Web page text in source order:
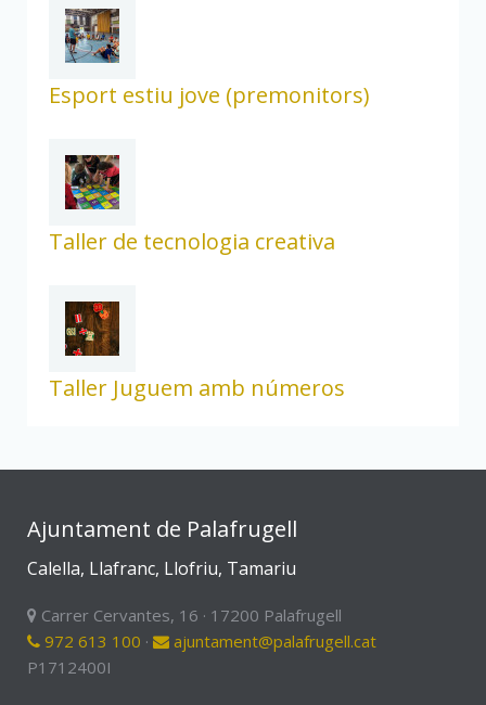
Esport estiu jove (premonitors)
Taller de tecnologia creativa
Taller Juguem amb números
Ajuntament de Palafrugell
Calella, Llafranc, Llofriu, Tamariu
Carrer Cervantes, 16 · 17200 Palafrugell
972 613 100 ·
ajuntament@palafrugell.cat
P1712400I